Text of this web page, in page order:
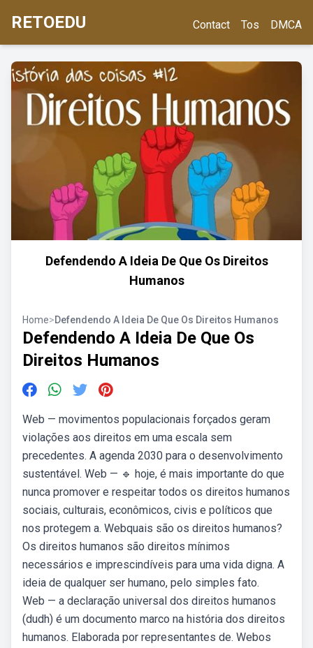
RETOEDU Contact Tos DMCA
Defendendo A Ideia De Que Os Direitos
Humanos
Home>Defendendo A Ideia De Que Os Direitos Humanos
Defendendo A Ideia De Que Os
Direitos Humanos
Web — movimentos populacionais forçados geram
violações aos direitos em uma escala sem
precedentes. A agenda 2030 para o desenvolvimento
sustentável. Web — 🔹 hoje, é mais importante do que
nunca promover e respeitar todos os direitos humanos
sociais, culturais, econômicos, civis e políticos que
nos protegem a. Webquais são os direitos humanos?
Os direitos humanos são direitos mínimos
necessários e imprescindíveis para uma vida digna. A
ideia de qualquer ser humano, pelo simples fato.
Web — a declaração universal dos direitos humanos
(dudh) é um documento marco na história dos direitos
humanos. Elaborada por representantes de. Webos